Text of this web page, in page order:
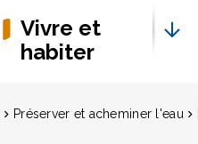
Vivre et
habiter
Préserver et acheminer l'eau